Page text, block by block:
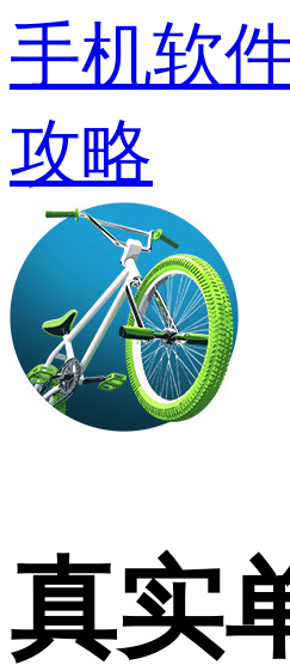
手机软
攻略
真实